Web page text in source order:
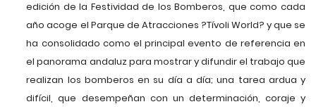
edición de la Festividad de los Bomberos, que como cada
año acoge el Parque de Atracciones ?Tívoli World? y que se
ha consolidado como el principal evento de referencia en
el panorama andaluz para mostrar y difundir el trabajo que
realizan los bomberos en su día a día; una tarea ardua y
difícil, que desempeñan con un determinación, coraje y